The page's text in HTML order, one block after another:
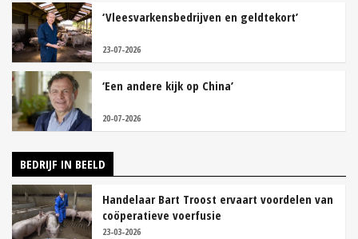
‘Vleesvarkensbedrijven en geldtekort’
23-07-2026
‘Een andere kijk op China’
20-07-2026
BEDRIJF IN BEELD
Handelaar Bart Troost ervaart voordelen van
coöperatieve voerfusie
23-03-2026